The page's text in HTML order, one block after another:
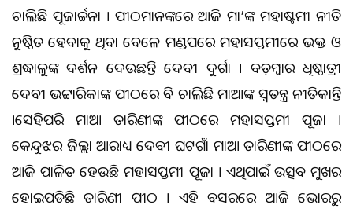
ଚାଲିଛି ପୂଜାର୍ଚ୍ଚନା । ପୀଠମାନଙ୍କରେ ଆଜି ମା’ଙ୍କ ମହାଷ୍ଟମୀ ନୀତି
ଅନୁଷ୍ଠିତ ହେବାକୁ ଥିବା ବେଳେ ମଣ୍ଡପରେ ମହାସପ୍ତମୀରେ ଭକ୍ତ ଓ
ଶ୍ରଦ୍ଧାଳୁଙ୍କ ଦର୍ଶନ ଦେଉଛନ୍ତି ଦେବୀ ଦୁର୍ଗା । ବଡ଼ମ୍ବାର ଅଧିଷ୍ଠାତ୍ରୀ
ଦେବୀ ଭଟ୍ଟାରିକାଙ୍କ ପୀଠରେ ବି ଚାଲିଛି ମାଆଙ୍କ ସ୍ବତନ୍ତ୍ର ନୀତିକାନ୍ତି
।ସେହିପରି ମାଆ ତାରିଣୀଙ୍କ ପୀଠରେ ମହାସପ୍ତମୀ ପୂଜା ।
କେନ୍ଦୁଝର ଜିଲ୍ଲା ଆରାଧ୍ୟ ଦେବୀ ଘଟଗାଁ ମାଆ ତାରିଣୀଙ୍କ ପୀଠରେ
ଆଜି ପାଳିତ ହେଉଛି ମହାସପ୍ତମୀ ପୂଜା । ଏଥିପାଇଁ ଉତ୍ସବ ମୁଖର
ହୋଇପଡିଛି ତାରିଣୀ ପୀଠ । ଏହି ଅବସରରେ ଆଜି ଭୋରରୁ